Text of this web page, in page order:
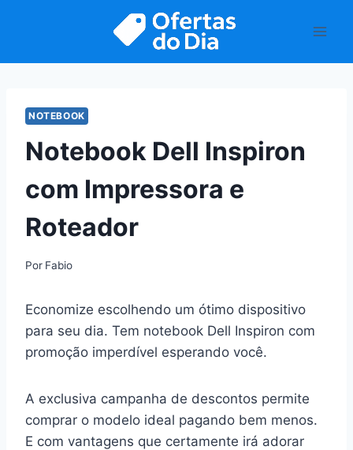
NOTEBOOK
Notebook Dell Inspiron
com Impressora e
Roteador
Por Fabio
Economize escolhendo um ótimo dispositivo
para seu dia. Tem notebook Dell Inspiron com
promoção imperdível esperando você.
A exclusiva campanha de descontos permite
comprar o modelo ideal pagando bem menos.
E com vantagens que certamente irá adorar